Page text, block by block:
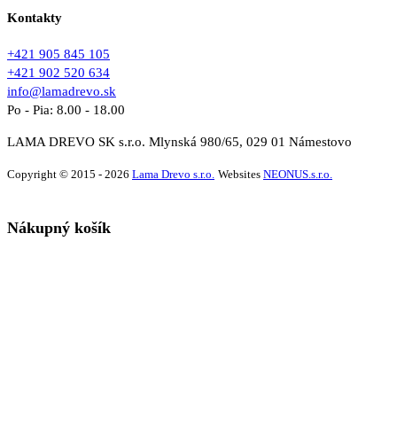
Kontakty
+421 905 845 105
+421 902 520 634
info@lamadrevo.sk
Po - Pia: 8.00 - 18.00
LAMA DREVO SK s.r.o. Mlynská 980/65, 029 01 Námestovo
Copyright © 2015 - 2026 Lama Drevo s.r.o. Websites NEONUS.s.r.o.
Nákupný košík